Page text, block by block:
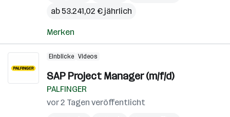
ab 53.241,02 € jährlich
Merken
Einblicke Videos
SAP Project Manager (m/f/d)
PALFINGER
vor 2 Tagen veröffentlicht